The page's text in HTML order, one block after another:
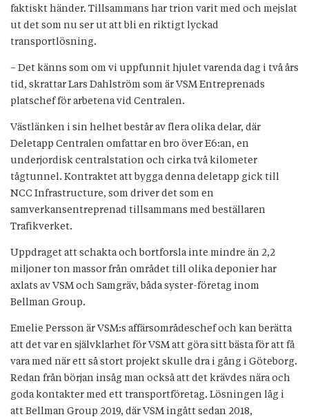
faktiskt händer. Tillsammans har trion varit med och mejslat
ut det som nu ser ut att bli en riktigt lyckad
transportlösning.
– Det känns som om vi uppfunnit hjulet varenda dag i två års
tid, skrattar Lars Dahlström som är VSM Entreprenads
platschef för arbetena vid Centralen.
Västlänken i sin helhet består av flera olika delar, där
Deletapp Centralen omfattar en bro över E6:an, en
underjordisk centralstation och cirka två kilometer
tågtunnel. Kontraktet att bygga denna deletapp gick till
NCC Infrastructure, som driver det som en
samverkansentreprenad tillsammans med beställaren
Trafikverket.
Uppdraget att schakta och bortforsla inte mindre än 2,2
miljoner ton massor från området till olika deponier har
axlats av VSM och Samgräv, båda syster-företag inom
Bellman Group.
Emelie Persson är VSM:s affärsområdeschef och kan berätta
att det var en självklarhet för VSM att göra sitt bästa för att få
vara med när ett så stort projekt skulle dra i gång i Göteborg.
Redan från början insåg man också att det krävdes nära och
goda kontakter med ett transportföretag. Lösningen låg i
att Bellman Group 2019, där VSM ingått sedan 2018,